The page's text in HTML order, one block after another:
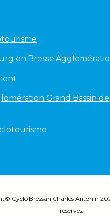
en Bresse
Grand Bassin de
Cyclo Bressan Charles Antonin 2
réservés.